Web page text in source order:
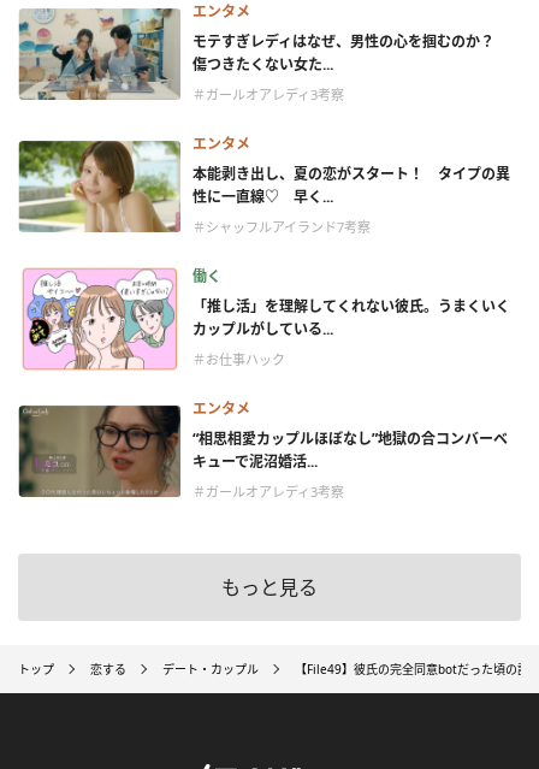
エンタメ
モテすぎレディはなぜ、男性の心を掴むのか？
傷つきたくない女た...
＃ガールオアレディ3考察
エンタメ
本能剥き出し、夏の恋がスタート！ タイプの異
性に一直線♡ 早く...
＃シャッフルアイランド7考察
働く
「推し活」を理解してくれない彼氏。うまくいく
カップルがしている...
＃お仕事ハック
エンタメ
“相思相愛カップルほぼなし”地獄の合コンバーベ
キューで泥沼婚活...
＃ガールオアレディ3考察
もっと見る
トップ 恋する デート・カップル 【File49】彼氏の完全同意botだった頃の話